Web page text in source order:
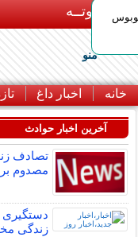
بـیتوتــه
منو
خانه اخبار داغ
آخرین اخبار حوادث
مصدوم
زندگی